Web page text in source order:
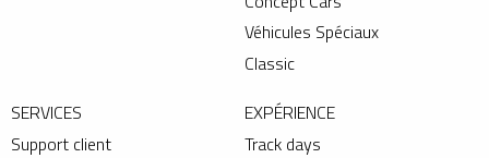
Véhicules Spéciaux
Classic
SERVICES
Support client
EXPÉRIENCE
Track days